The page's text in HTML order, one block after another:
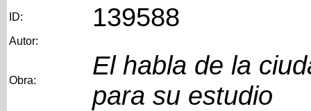
ID: 139588
Autor:
Obra:
El habla de la
para su estudio